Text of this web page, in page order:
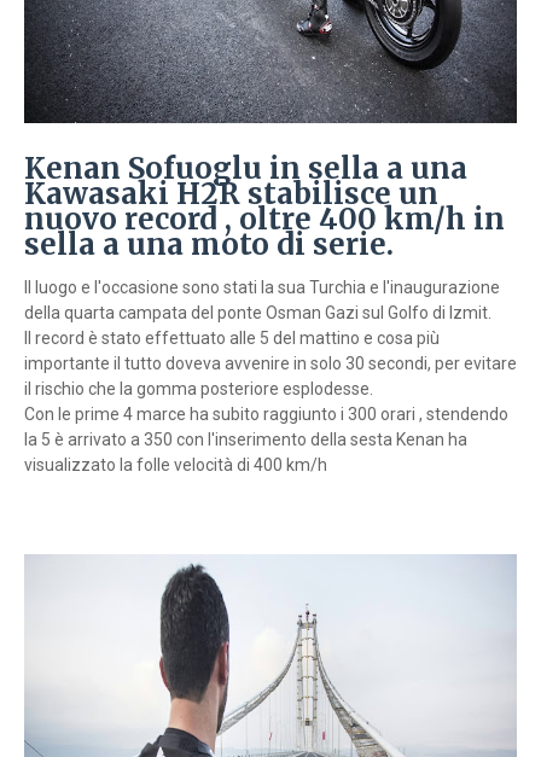
Kenan Sofuoglu in sella a una
Kawasaki H2R stabilisce un
nuovo record , oltre 400 km/h in
sella a una moto di serie.
Il luogo e l'occasione sono stati la sua Turchia e l'inaugurazione
della quarta campata del ponte Osman Gazi sul Golfo di Izmit.
Il record è stato effettuato alle 5 del mattino e cosa più
importante il tutto doveva avvenire in solo 30 secondi, per evitare
il rischio che la gomma posteriore esplodesse.
Con le prime 4 marce ha subito raggiunto i 300 orari , stendendo
la 5 è arrivato a 350 con l'inserimento della sesta Kenan ha
visualizzato la folle velocità di 400 km/h